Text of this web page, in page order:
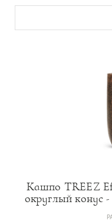
Кашпо TREEZ
округлый конус